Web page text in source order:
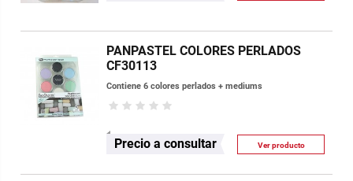
PANPASTEL COLORES PERLADOS
CF30113
Contiene 6 colores perlados + mediums
Precio a consultar Ver producto